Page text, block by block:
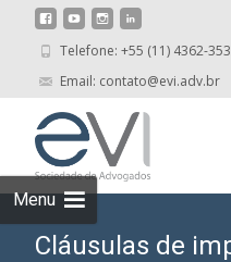
Telefone: +55 (11) 4362-
Email: contato@evi.adv.br
Menu
Cláusulas de